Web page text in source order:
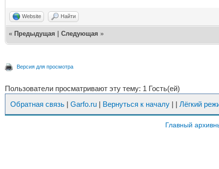
Website Найти
« Предыдущая Следующая »
Версия для просмотра
Пользователи просматривают эту тему: 1 Гость(ей)
Обратная связь | Garfo.ru | Вернуться к началу | | Лёгкий
Главный